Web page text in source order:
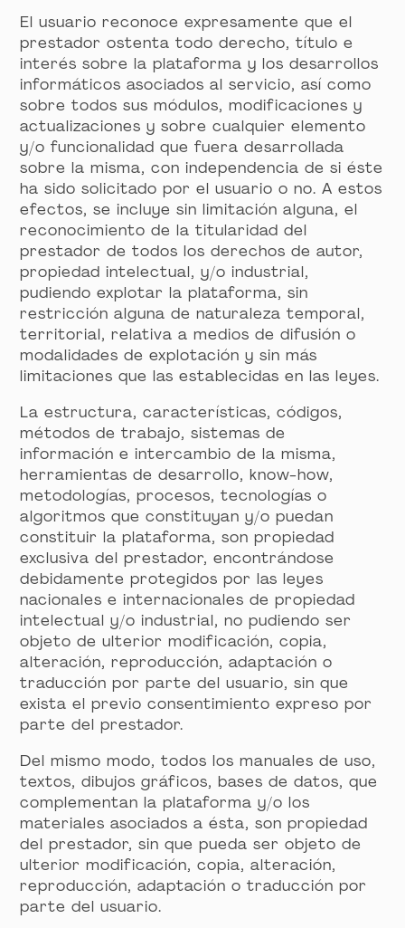
El usuario reconoce expresamente que el
prestador ostenta todo derecho, título e
interés sobre la plataforma y los desarrollos
informáticos asociados al servicio, así como
sobre todos sus módulos, modificaciones y
actualizaciones y sobre cualquier elemento
y/o funcionalidad que fuera desarrollada
sobre la misma, con independencia de si éste
ha sido solicitado por el usuario o no. A estos
efectos, se incluye sin limitación alguna, el
reconocimiento de la titularidad del
prestador de todos los derechos de autor,
propiedad intelectual, y/o industrial,
pudiendo explotar la plataforma, sin
restricción alguna de naturaleza temporal,
territorial, relativa a medios de difusión o
modalidades de explotación y sin más
limitaciones que las establecidas en las leyes.
La estructura, características, códigos,
métodos de trabajo, sistemas de
información e intercambio de la misma,
herramientas de desarrollo, know-how,
metodologías, procesos, tecnologías o
algoritmos que constituyan y/o puedan
constituir la plataforma, son propiedad
exclusiva del prestador, encontrándose
debidamente protegidos por las leyes
nacionales e internacionales de propiedad
intelectual y/o industrial, no pudiendo ser
objeto de ulterior modificación, copia,
alteración, reproducción, adaptación o
traducción por parte del usuario, sin que
exista el previo consentimiento expreso por
parte del prestador.
Del mismo modo, todos los manuales de uso,
textos, dibujos gráficos, bases de datos, que
complementan la plataforma y/o los
materiales asociados a ésta, son propiedad
del prestador, sin que pueda ser objeto de
ulterior modificación, copia, alteración,
reproducción, adaptación o traducción por
parte del usuario.